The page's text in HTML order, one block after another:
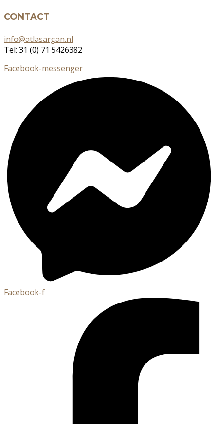
CONTACT
info@atlasargan.nl
Tel: 31 (0) 71 5426382
Facebook-messenger
Facebook-f